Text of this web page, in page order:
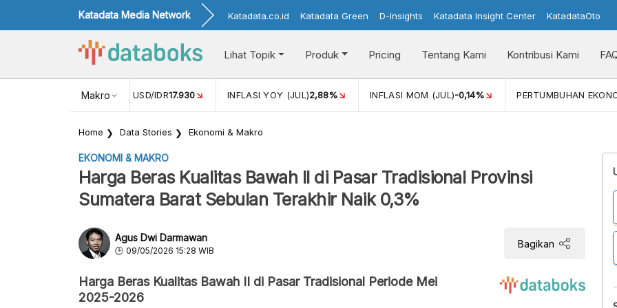
Katadata Media Network Katadata.co.id Katadata Green D-Insights Katadata Insight Center KatadataOto
Lihat Topik Produk Pricing Tentang Kami Kontribusi Kami
Makro
NILAI TUKAR USD/IDR17.930 INFLASI YOY (JUL)2,88% INFLASI MOM (JUL)-0,14% PERTUMBUHAN
Home Data Stories Ekonomi & Makro
EKONOMI & MAKRO
Harga Beras Kualitas Bawah II di Pasar Tradisional Provinsi
Sumatera Barat Sebulan Terakhir Naik 0,3%
Agus Dwi Darmawan
09/05/2026 15:28 WIB
Bagikan
Harga Beras Kualitas Bawah II di Pasar Tradisional Periode Mei
2025-2026